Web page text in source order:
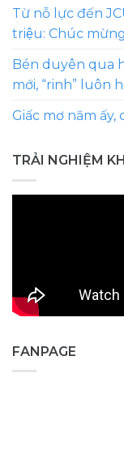
Từ nỗ lực đến
triệu: Chúc
Bén duyên qua
mới, “rinh” luôn
Giấc mơ năm
TRẢI NGHIỆM
FANPAGE